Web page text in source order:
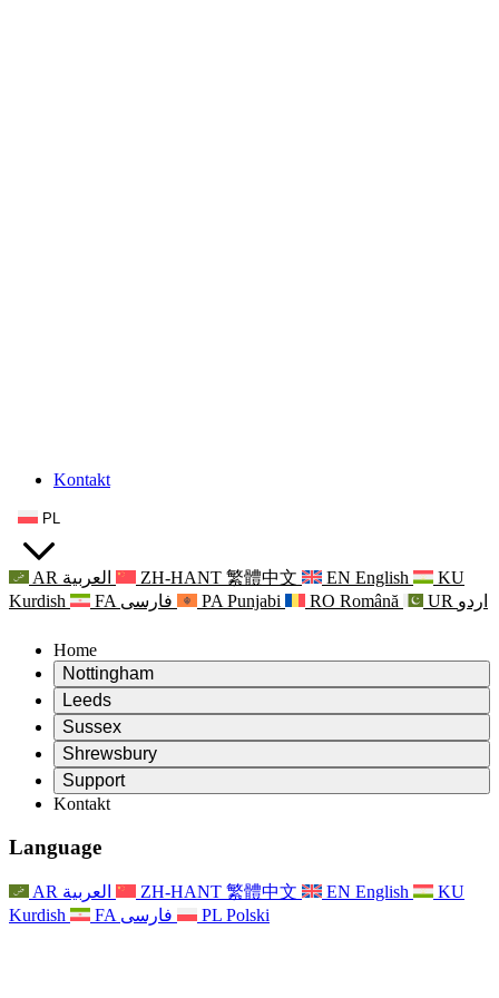
Kontakt
PL
AR العربية ZH-HANT 繁體中文 EN English
KU
Kurdish
FA فارسی PA Punjabi RO Română UR اردو
Home
Nottingham
Review
Przewodniczący Przeglądu
Niezależny zespół recenzentów
Zakres uprawnień
Raport końcowy z niezależnego przeglądu
Często zadawane pytania
Proces przekazywania informacji zwrotnych przez rodzinę
Biuletyny informacyjne
Opt Out
Leeds
Review
Przewodniczący Przeglądu
Niezależny zespół recenzentów
Zakres wymagań i obowiązków
Kontakt
Wsparcie psychologiczne dla rodzin
Aktualizacje dla rodzin
Zdarzenia
For Staff
Wsparcie dla personelu
Sussex
Review
Przewodniczący Przeglądu
Niezależny zespół recenzentów
Zakres uprawnień
For Families
Aktualizacje dla rodzin
Zdarzenia
Shrewsbury
Review
Zakres zadań w zakresie oceny macierzyństwa
Raport końcowy z niezależnego przeglądu
Pierwszy raport z niezależnego przeglądu
For Families
Aktualizacje
Support
Leeds
Nottingham
Rodzinna Służba Wsparcia Psychologicznego
Wsparcie w sytuacjach kryzysowych związanych ze
zdrowiem psychicznym
Usługi regionalne Nottingham
Kontakt
Language
AR العربية ZH-HANT 繁體中文 EN English
KU
Kurdish
FA فارسی PL Polski